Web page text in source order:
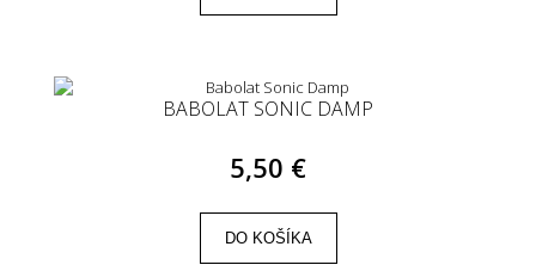
BABOLAT SONIC DAMP
5,50 €
DO KOŠÍKA